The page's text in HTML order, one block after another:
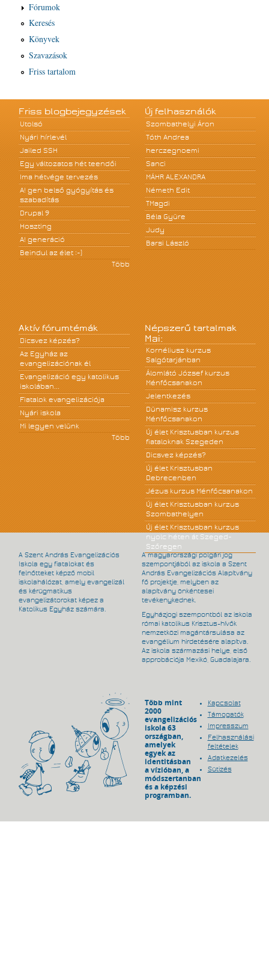
Fórumok
Keresés
Könyvek
Szavazások
Friss tartalom
Friss blogbejegyzések
Utolsó
Nyári hírlevél
Jailed SSH
Egy változatos hét teendői
Ima hétvége tervezés
A! gen belső gyógyítás és
szabadítás
Drupal 9
Hoszting
A! generáció
Beindul az élet :-)
Több
Új felhasználók
Szombathelyi Áron
Tóth Andrea
herczegnoemi
Sanci
MÁHR ALEXANDRA
Németh Edit
TMagdi
Béla Gyüre
Judy
Barsi László
Aktív fórumtémák
Dicsvez képzés?
Az Egyház az
evangelizációnak él
Evangelizáció egy katolikus
iskolában...
Fiatalok evangelizációja
Nyári iskola
Mi legyen velünk
Több
Népszerű tartalmak
Mai:
Kornéliusz kurzus
Salgótarjánban
Álomlátó József kurzus
Ménfőcsanakon
Jelentkezés
Dünamisz kurzus
Ménfőcsanakon
Új élet Krisztusban kurzus
fiataloknak Szegeden
Dicsvez képzés?
Új élet Krisztusban
Debrecenben
Jézus kurzus Ménfőcsanakon
Új élet Krisztusban kurzus
Szombathelyen
Új élet Krisztusban kurzus
nyolc héten át Szeged-
Szőregen
A Szent András Evangelizációs
Iskola egy fiatalokat és
felnőtteket képző mobil
iskolahálózat, amely evangelizál
és kérügmatikus
evangelizátorokat képez a
Katolikus Egyház számára.
A magyarországi polgári jog
szempontjából az iskola a Szent
András Evangelizációs Alapítvány
fő projektje, melyben az
alapítvány önkéntesei
tevékenykednek.
Egyházjogi szempontból az iskola
római katolikus Krisztus-hívők
nemzetközi magántársulása az
evangélium hirdetésére alapítva.
Az iskola származási helye, első
approbációja Mexikó, Guadalajara.
Több mint
2000
evangelizációs
iskola 63
országban,
amelyek
egyek az
identitásban
a vízióban, a
módszertanban
és a képzési
programban.
Kapcsolat
Támogatók
Impresszum
Felhasználási
feltételek
Adatkezelés
Sütizés